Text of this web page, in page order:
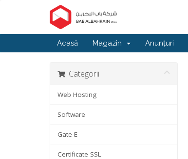
Acasă Magazin Anunțuri
Categorii
Web Hosting
Software
Gate-E
Certificate SSL